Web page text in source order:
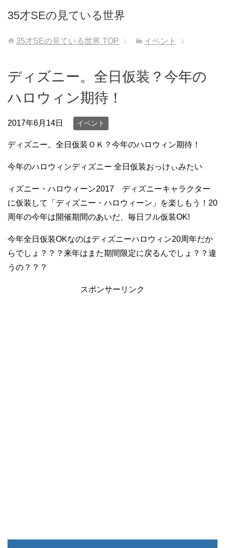
35才SEの見ている世界
35才SEの見ている世界 TOP イベント
ディズニー。全日仮装？今年の
ハロウィン期待！
2017年6月14日 イベント
ディズニー。全日仮装ＯＫ？今年のハロウィン期待！
今年のハロウィンディズニー 全日仮装おっけぃみたい
ィズニー・ハロウィーン2017 ディズニーキャラクター
に仮装して「ディズニー・ハロウィーン」を楽しもう！20
周年の今年は開催期間のあいだ、毎日フル仮装OK!
今年全日仮装OKなのはディズニーハロウィン20周年だか
らでしょ？？？来年はまた期間限定に戻るんでしょ？？違
うの？？？
スポンサーリンク